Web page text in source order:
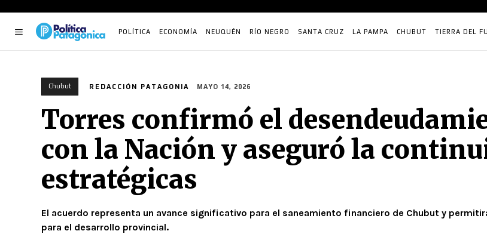
POLÍTICA ECONOMÍA NEUQUÉN RÍO NEGRO SANTA CRUZ LA PAMPA CHUBUT TIERRA DEL
Chubut REDACCIÓN PATAGONIA MAYO 14, 2026
Torres confirmó el
con la Nación y aseguró la
estratégicas
El acuerdo representa un avance significativo para el saneamiento financiero de Chubut y
para el desarrollo provincial.